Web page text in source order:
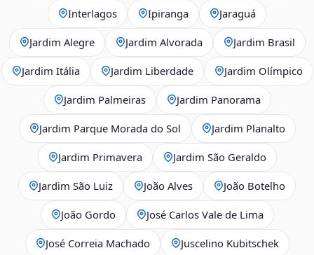
Interlagos Ipiranga Jaraguá
Jardim Alegre Jardim Alvorada Jardim Brasil
Jardim Itália Jardim Liberdade Jardim Olímpico
Jardim Palmeiras Jardim Panorama
Jardim Parque Morada do Sol Jardim Planalto
Jardim Primavera Jardim São Geraldo
Jardim São Luiz João Alves João Botelho
João Gordo José Carlos Vale de Lima
José Correia Machado Juscelino Kubitschek